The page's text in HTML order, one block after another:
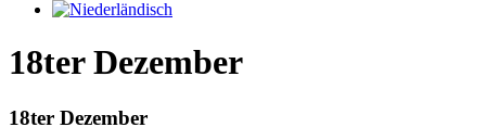
18ter Dezember
18ter Dezember